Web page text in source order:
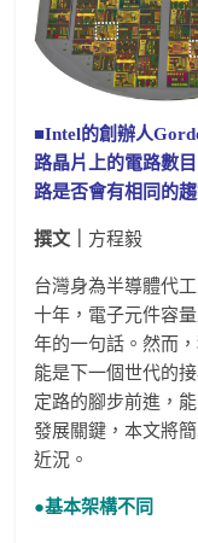
■Intel的創辦人
路晶片上的電路數
路是否會有相同的
撰文｜ 方程毅
台灣身為半導體代
十年，電子元件容
年的一句話。然而
能是下一個世代的
定路的腳步前進，
發展關鍵，本文將
近況。
●基本架構不同